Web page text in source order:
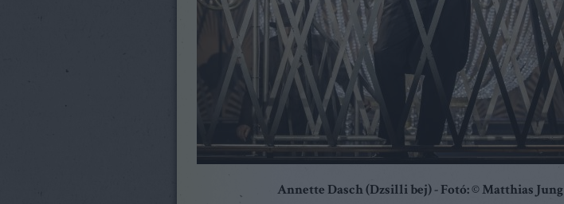
Annette Dasch (Dzsilli bej) - Fotó: © Matthias Jung